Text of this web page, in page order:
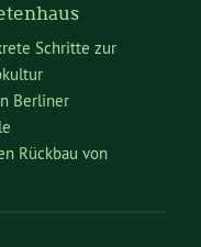
Schritte zur
Berliner
Rückbau von